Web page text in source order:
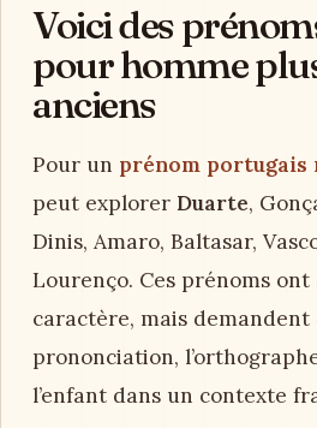
Voici des
pour homme
anciens
Pour un prénom portugais
peut explorer Duarte,
Dinis, Amaro, Baltasar,
Lourenço. Ces prénoms
caractère, mais
prononciation,
l’enfant dans un contexte